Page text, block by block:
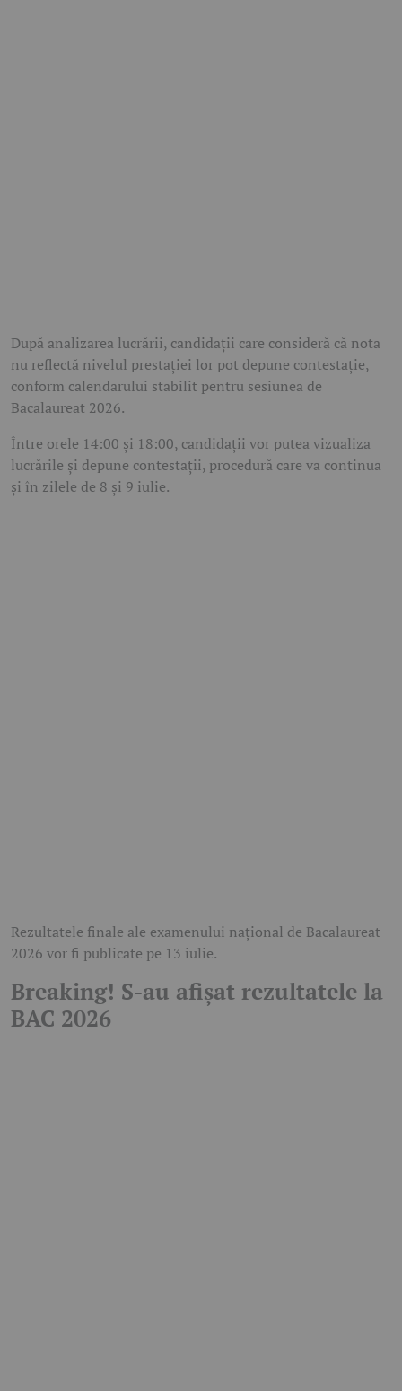
După analizarea lucrării, candidații care consideră că nota
nu reflectă nivelul prestației lor pot depune contestație,
conform calendarului stabilit pentru sesiunea de
Bacalaureat 2026.
Între orele 14:00 și 18:00, candidații vor putea vizualiza
lucrările și depune contestații, procedură care va continua
și în zilele de 8 și 9 iulie.
Rezultatele finale ale examenului național de Bacalaureat
2026 vor fi publicate pe 13 iulie.
Breaking! S-au afișat rezultatele la
BAC 2026